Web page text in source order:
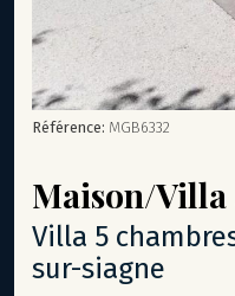
Référence: MGB6332
Maison/Villa
villa 5 chambres néo-provençale avec aperçu mer - la roquette-
sur-siagne